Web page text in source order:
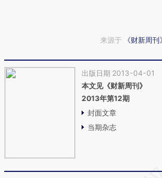
来源于 《财新周刊
出版日期 2013-04-01
本文见《财新周刊》
2013年第12期
封面文章
当期杂志